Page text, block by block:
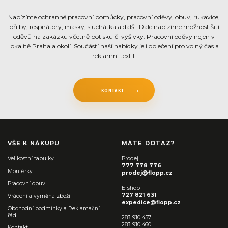
Nabízíme ochranné pracovní pomůcky, pracovní oděvy, obuv, rukavice,
přilby, respirátory, masky, sluchátka a další. Dále nabízíme možnost šití
oděvů na zakázku včetně potisku či výšivky. Pracovní oděvy nejen v
lokalitě Praha a okolí. Součástí naší nabídky je i oblečení pro volný čas a
reklamní textil.
KONTAKT
VŠE K NÁKUPU
Velikostní tabulky
Montérky
Pracovní obuv
Vrácení a výměna zboží
Obchodní podmínky a Reklamační
řád
MÁTE DOTAZ?
Prodej
777 778 776
prodej@flopp.cz
E-shop
727 821 631
expedice@flopp.cz
283 910 457
283 910 460